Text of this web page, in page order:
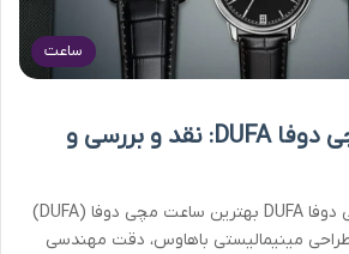
ساعت
بهترین ساعت مچی دوفا DUFA: نقد و بررسی و
برسی بهترین ساعت مچی دوفا DUFA بهترین ساعت مچی دوفا (DUFA)
مینیمالیستی باهاوس، دقت مهندسی